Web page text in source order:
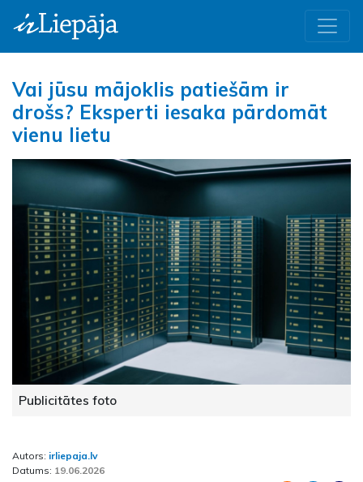
Vai jūsu mājoklis patiešām ir
drošs? Eksperti iesaka pārdomāt
vienu lietu
Publicitātes foto
Autors: irliepaja.lv
Datums: 19.06.2026